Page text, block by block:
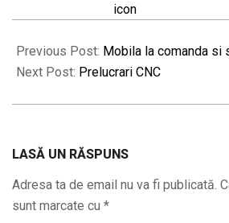
Previous Post: Mobila la comanda si
Next Post: Prelucrari CNC
LASĂ UN RĂSPUNS
Adresa ta de email nu va fi publicată.
sunt marcate cu *